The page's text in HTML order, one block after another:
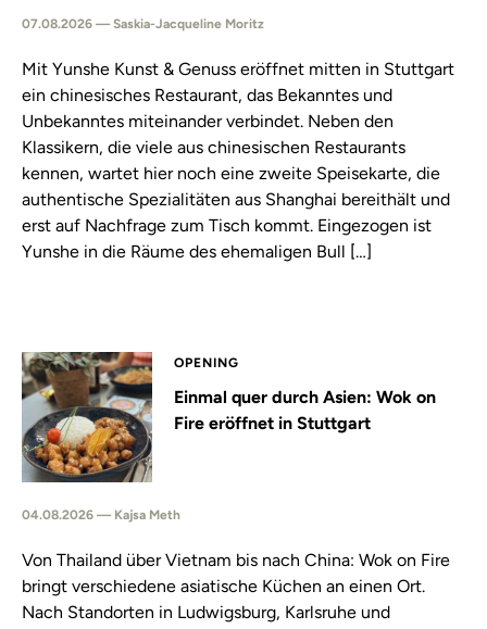
07.08.2026 — Saskia-Jacqueline Moritz
Mit Yunshe Kunst & Genuss eröffnet mitten in Stuttgart
ein chinesisches Restaurant, das Bekanntes und
Unbekanntes miteinander verbindet. Neben den
Klassikern, die viele aus chinesischen Restaurants
kennen, wartet hier noch eine zweite Speisekarte, die
authentische Spezialitäten aus Shanghai bereithält und
erst auf Nachfrage zum Tisch kommt. Eingezogen ist
Yunshe in die Räume des ehemaligen Bull […]
OPENING
Einmal quer durch Asien: Wok on
Fire eröffnet in Stuttgart
04.08.2026 — Kajsa Meth
Von Thailand über Vietnam bis nach China: Wok on Fire
bringt verschiedene asiatische Küchen an einen Ort.
Nach Standorten in Ludwigsburg, Karlsruhe und